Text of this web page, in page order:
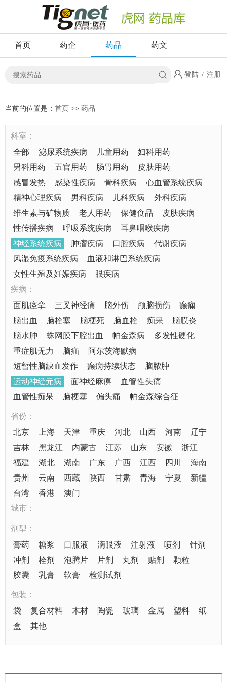
首页 药企 药品 药文
登陆 / 注册
当前的位置是： 首页 >> 药品
科室：
全部
泌尿系统疾病 儿童用药
妇科用药
男科用药
五官用药 肠胃用药
皮肤用药
感冒发热
感染性疾病 骨科疾病
心血管系统疾病
精神心理疾病
男科疾病 儿科疾病
外科疾病
维生素与矿物质
老人用药 保健食品
皮肤疾病
性传播疾病
呼吸系统疾病
耳鼻咽喉疾病
神经系统疾病
肿瘤疾病 口腔疾病
代谢疾病
风湿免疫系统疾病
血液和淋巴系统疾病
女性生殖及妊娠疾病
眼疾病
疾病：
面肌痉挛
三叉神经痛 脑外伤 颅脑损伤
癫痫
脑出血
脑栓塞 脑梗死 脑血栓 痴呆
脑膜炎
脑水肿
蛛网膜下腔出血 帕金森病
多发性硬化
重症肌无力
脑疝
阿尔茨海默病
短暂性脑缺血发作
癫痫持续状态
脑脓肿
运动神经元病
面神经麻痹
血管性头痛
血管性痴呆
脑梗塞 偏头痛 帕金森综合征
省份：
北京
上海 天津 重庆 河北 山西 河南
辽宁
吉林
黑龙江 内蒙古 江苏 山东 安徽
浙江
福建
湖北 湖南 广东 广西 江西 四川
海南
贵州
云南 西藏 陕西 甘肃 青海 宁夏
新疆
台湾
香港
澳门
城市：
剂型：
膏药
糖浆 口服液 滴眼液 注射液 喷剂
针剂
冲剂
栓剂 泡腾片 片剂 丸剂 贴剂
颗粒
胶囊
乳膏 软膏 检测试剂
包装：
袋
复合材料 木材 陶瓷 玻璃 金属 塑料
纸
盒
其他